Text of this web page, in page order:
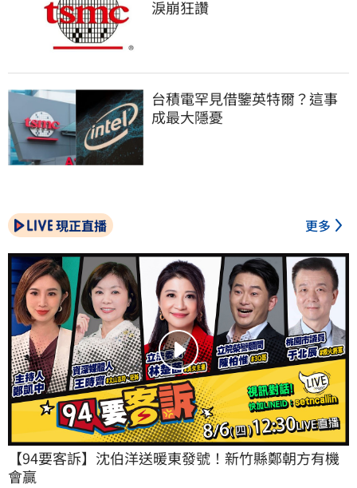
淚崩狂讚
台積電罕見借鑒英特爾？這事
成最大隱憂
現正直播 更多
【94要客訴】沈伯洋送暖東發號！新竹縣鄭朝方有機
會贏